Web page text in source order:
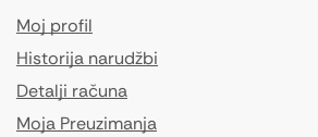
Moj profil
Historija narudžbi
Detalji računa
Moja Preuzimanja